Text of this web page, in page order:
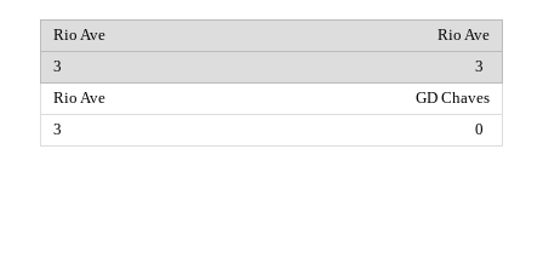
Rio Ave
3
GD Chaves
0